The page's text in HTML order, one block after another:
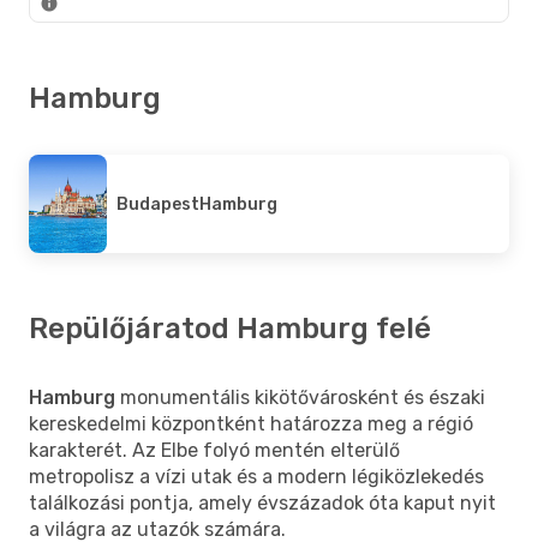
Hamburg
BudapestHamburg
Repülőjáratod Hamburg felé
Hamburg monumentális kikötővárosként és északi
kereskedelmi központként határozza meg a régió
karakterét. Az Elbe folyó mentén elterülő
metropolisz a vízi utak és a modern légiközlekedés
találkozási pontja, amely évszázadok óta kaput nyit
a világra az utazók számára.